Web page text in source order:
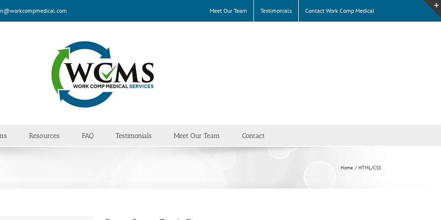
Meet Our Team Testimonials Contact Work Comp Medical
Resources FAQ Testimonials Meet Our Team Contact
Home HTML/CSS